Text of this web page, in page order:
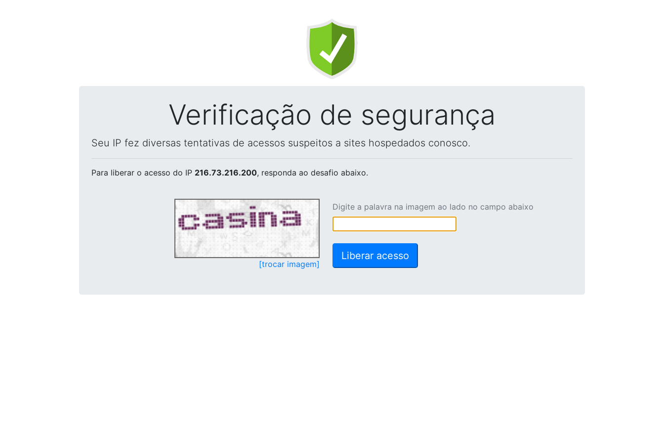
Verificação de segurança
Seu IP fez diversas tentativas de acessos suspeitos a sites hospedados conosco.
Para liberar o acesso do IP 216.73.216.200, responda ao desafio abaixo.
[trocar imagem]
Digite a palavra na imagem ao lado no campo abaixo